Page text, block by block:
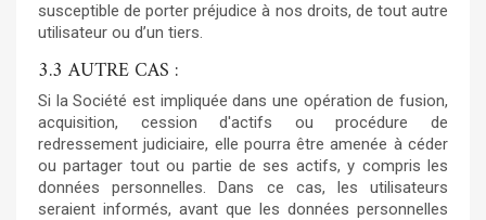
susceptible de porter préjudice à nos droits, de tout autre
utilisateur ou d’un tiers.
3.3 AUTRE CAS :
Si la Société est impliquée dans une opération de fusion,
acquisition, cession d'actifs ou procédure de
redressement judiciaire, elle pourra être amenée à céder
ou partager tout ou partie de ses actifs, y compris les
données personnelles. Dans ce cas, les utilisateurs
seraient informés, avant que les données personnelles